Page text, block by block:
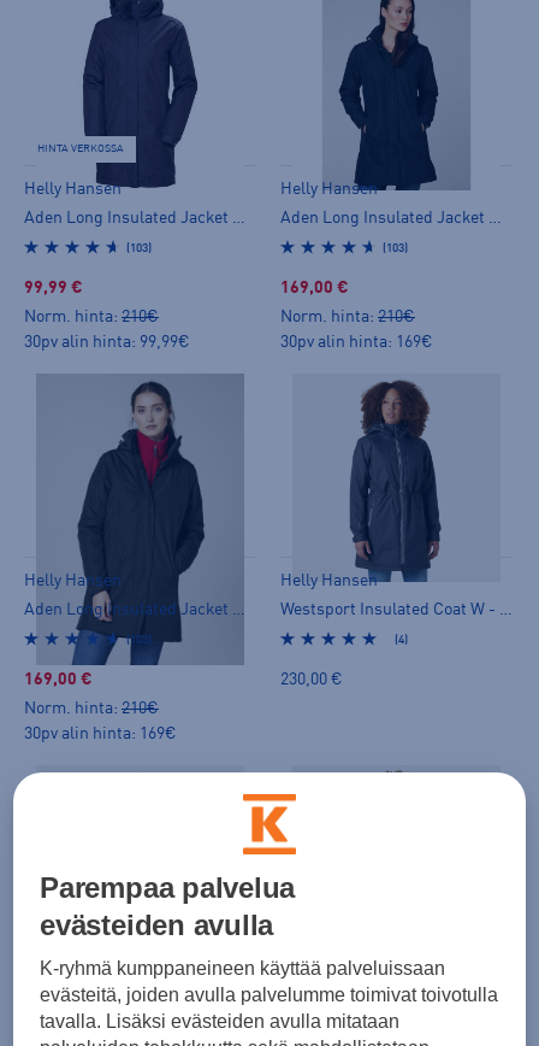
HINTA VERKOSSA
Helly Hansen
Aden Long Insulated Jacket W - kevytvanutakki
(103)
99,99 €
Norm. hinta: 210€
30pv alin hinta: 99,99€
Helly Hansen
Aden Long Insulated Jacket W - kevytvanutakki
(103)
169,00 €
Norm. hinta: 210€
30pv alin hinta: 169€
Helly Hansen
Aden Long Insulated Jacket W - kevytvanutakki
(103)
169,00 €
Norm. hinta: 210€
30pv alin hinta: 169€
Helly Hansen
Westsport Insulated Coat W - kevytvanutakki
(4)
230,00 €
Helly Hansen
Jr Crew Midlayer Jacket 2.0 - kevytvanutakki
(2)
Helly Hansen
(4)
Parempaa palvelua
evästeiden avulla
K-ryhmä kumppaneineen käyttää palveluissaan
evästeitä, joiden avulla palvelumme toimivat toivotulla
tavalla. Lisäksi evästeiden avulla mitataan